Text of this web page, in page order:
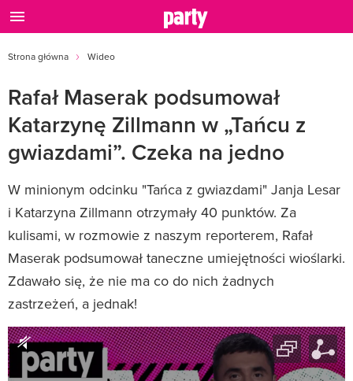
Strona główna Wideo
Rafał Maserak podsumował
Katarzynę Zillmann w „Tańcu z
gwiazdami”. Czeka na jedno
W minionym odcinku "Tańca z gwiazdami" Janja Lesar
i Katarzyna Zillmann otrzymały 40 punktów. Za
kulisami, w rozmowie z naszym reporterem, Rafał
Maserak podsumował taneczne umiejętności wioślarki.
Zdawało się, że nie ma co do nich żadnych
zastrzeżeń, a jednak!